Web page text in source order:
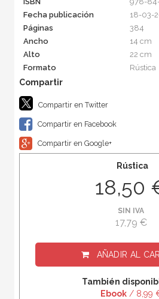
Fecha publicación
18-03-
Páginas
384
Ancho
14 cm
Alto
22 cm
Formato
Rústica
Compartir en Twitter
Compartir en Facebook
Compartir en Google+
Rústica
18,50
SIN IVA
17,79 €
AÑADIR AL
También
Ebook/ 8,99